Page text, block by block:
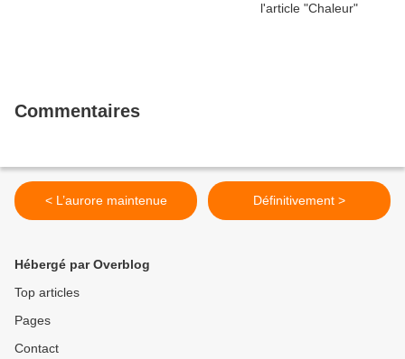
Commentaires
< L’aurore maintenue Définitivement >
Hébergé par Overblog
Top articles
Pages
Contact